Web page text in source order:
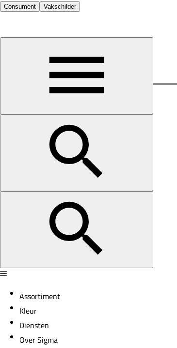
Consument Vakschilder
Assortiment
Kleur
Diensten
Over Sigma